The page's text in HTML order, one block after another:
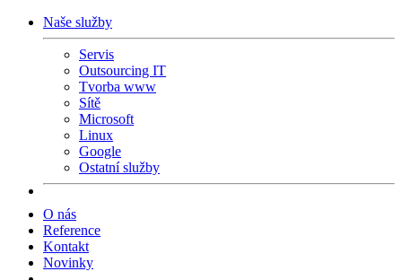
Naše služby
Servis
Outsourcing IT
Tvorba www
Sítě
Microsoft
Linux
Google
Ostatní služby
O nás
Reference
Kontakt
Novinky